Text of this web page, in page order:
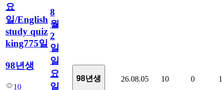
요
일/English
study quiz
king775일
98년생
10
8
월
2
일
일
요
일/English
98년생 26.08.05 10 0 1